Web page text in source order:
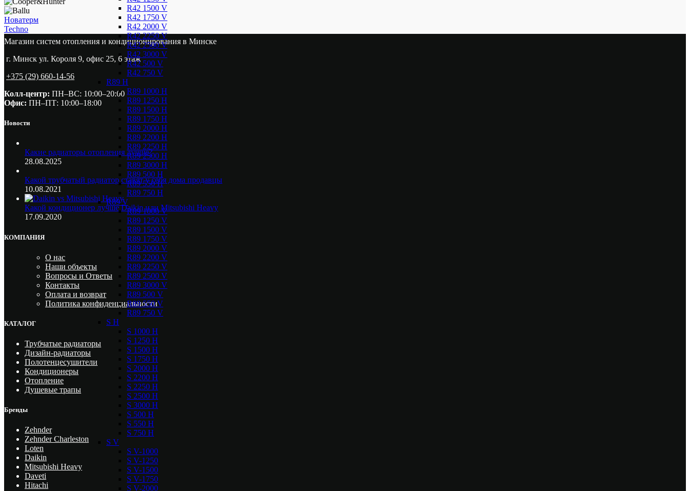
R42 1500 V
R42 1750 V
R42 2000 V
R42 2250 V
R42 2500 V
R42 3000 V
R42 500 V
R42 750 V
R89 H
R89 1000 H
R89 1250 H
R89 1500 H
R89 1750 H
R89 2000 H
R89 2200 H
R89 2250 H
R89 2500 H
R89 3000 H
R89 500 H
R89 550 H
R89 750 H
R89 V
R89 1000 V
R89 1250 V
R89 1500 V
R89 1750 V
R89 2000 V
R89 2200 V
R89 2250 V
R89 2500 V
R89 3000 V
R89 500 V
R89 550 V
R89 750 V
S H
S 1000 H
S 1250 H
S 1500 H
S 1750 H
S 2000 H
S 2200 H
S 2250 H
S 2500 H
S 3000 H
S 500 H
S 550 H
S 750 H
S V
S V-1000
S V-1250
S V-1500
S V-1750
S V-2000
Новатерм
Techno
Магазин систем отопления и кондиционирования в Минске
г. Минск ул. Короля 9, офис 25, 6 этаж
+375 (29) 660-14-56
Колл-центр: ПН–ВС: 10:00–20:00​
Офис: ПН–ПТ: 10:00–18:00
Новости
Какие радиаторы отопления лучше?
28.08.2025
Какой трубчатый радиатор ставят у себя дома продавцы
10.08.2021
Какой кондиционер лучше Daikin или Mitsubishi Heavy
17.09.2020
КОМПАНИЯ
О нас
Наши объекты
Вопросы и Ответы
Контакты
Оплата и возврат
Политика конфиденциальности
КАТАЛОГ
Трубчатые радиаторы
Дизайн-радиаторы
Полотенцесушители
Кондиционеры
Отопление
Душевые трапы
Бренды
Zehnder
Zehnder Charleston
Loten
Daikin
Mitsubishi Heavy
Daveti
Hitachi